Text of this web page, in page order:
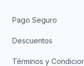
Pago Seguro
Descuentos
Términos y